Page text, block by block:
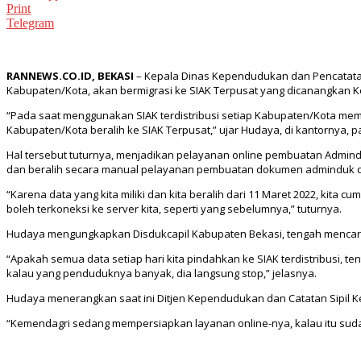
Print
Telegram
RANNEWS.CO.ID, BEKASI – Kepala Dinas Kependudukan dan
Kabupaten/Kota, akan bermigrasi ke SIAK Terpusat yang dicanangkan
“Pada saat menggunakan SIAK terdistribusi setiap Kabupaten/Kota
Kabupaten/Kota beralih ke SIAK Terpusat,” ujar Hudaya, di kantornya,
Hal tersebut tuturnya, menjadikan pelayanan online pembuatan
dan beralih secara manual pelayanan pembuatan dokumen adminduk
“Karena data yang kita miliki dan kita beralih dari 11 Maret 2022, kita
boleh terkoneksi ke server kita, seperti yang sebelumnya,” tuturnya.
Hudaya mengungkapkan Disdukcapil Kabupaten Bekasi, tengah
“Apakah semua data setiap hari kita pindahkan ke SIAK terdistribusi,
kalau yang penduduknya banyak, dia langsung stop,” jelasnya.
Hudaya menerangkan saat ini Ditjen Kependudukan dan Catatan Sipil
“Kemendagri sedang mempersiapkan layanan online-nya, kalau itu